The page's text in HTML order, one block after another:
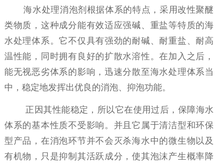
海水处理消泡剂根据体系的特点，采用改性聚醚
类物质，这种成分能有效适应强碱、重盐等特质的海
水处理体系。它不仅具有强劲的耐碱、耐重盐、耐高
温性能，同时拥有良好的扩散水溶性。在加入之后，
能无视恶劣体系的影响，迅速分散至海水处理体系当
中，稳定地发挥出优良的消泡、抑泡功能。
正因其性能稳定，所以它在使用过后，保障海水
体系的基本性质不受影响。并且它属于清洁型和环保
型产品，在消泡环节并不会灭杀海水中的微生物以及
有机物，只是抑制其活跃成分，使其泡沫产生概率降